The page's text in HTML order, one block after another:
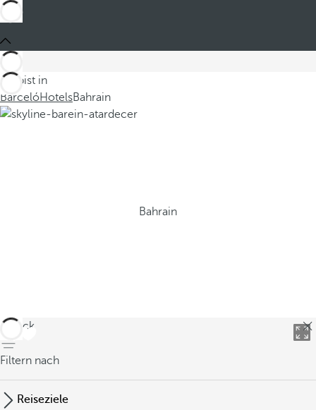
Du bist in
BarcelóHotelsBahrain
Bahrain
zurück
Filtern nach
Reiseziele